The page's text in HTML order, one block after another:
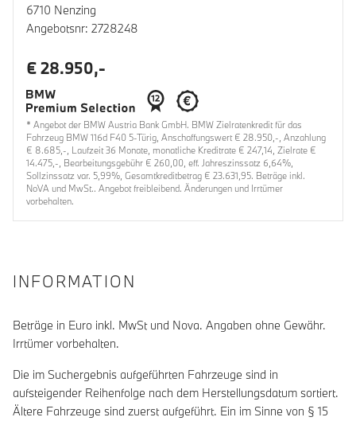
6710 Nenzing
Angebotsnr: 2728248
€ 28.950,-
* Angebot der BMW Austria Bank GmbH. BMW Zielratenkredit für das
Fahrzeug BMW 116d F40 5-Türig, Anschaffungswert € 28.950,-, Anzahlung
€ 8.685,-, Laufzeit 36 Monate, monatliche Kreditrate € 247,14, Zielrate €
14.475,-, Bearbeitungsgebühr € 260,00, eff. Jahreszinssatz 6,64%,
Sollzinssatz var. 5,99%, Gesamtkreditbetrag € 23.631,95. Beträge inkl.
NoVA und MwSt.. Angebot freibleibend. Änderungen und Irrtümer
vorbehalten.
INFORMATION
Beträge in Euro inkl. MwSt und Nova. Angaben ohne Gewähr.
Irrtümer vorbehalten.
Die im Suchergebnis aufgeführten Fahrzeuge sind in
aufsteigender Reihenfolge nach dem Herstellungsdatum sortiert.
Ältere Fahrzeuge sind zuerst aufgeführt. Ein im Sinne von § 15